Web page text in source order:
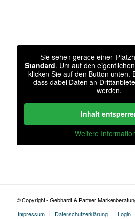
Sie sehen gerade einen
Standard. Um auf den
klicken Sie auf den Button unten.
dass dabei Daten an
werden.
Inhalt
Weitere
© Copyright - Gebhardt & Partner
Impressum
Datenschutzerklärung Login